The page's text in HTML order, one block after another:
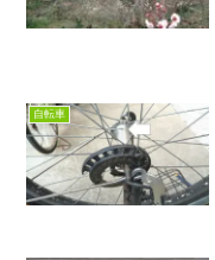
自転車